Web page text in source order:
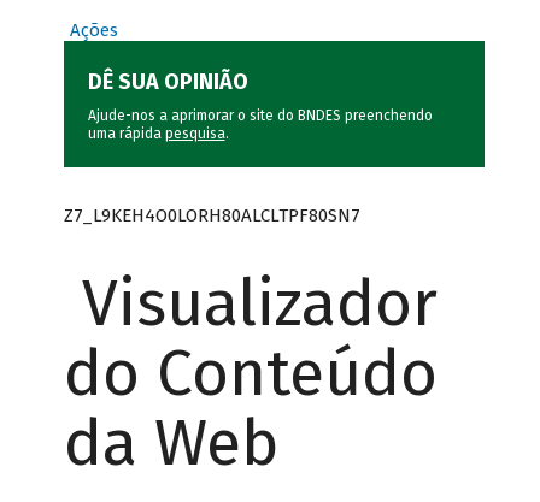
Ações
DÊ SUA OPINIÃO
Ajude-nos a aprimorar o site do BNDES preenchendo
uma rápida pesquisa.
Z7_L9KEH4O0LORH80ALCLTPF80SN7
Visualizador
do Conteúdo
da Web